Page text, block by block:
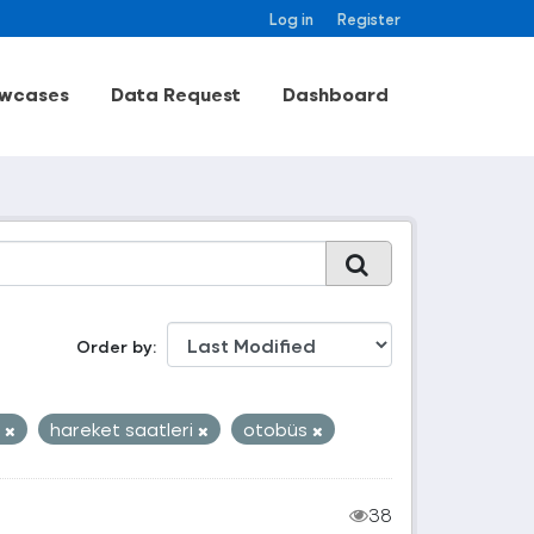
Log in Register
Data Request Dashboard
Order by
hareket saatleri otobüs
38